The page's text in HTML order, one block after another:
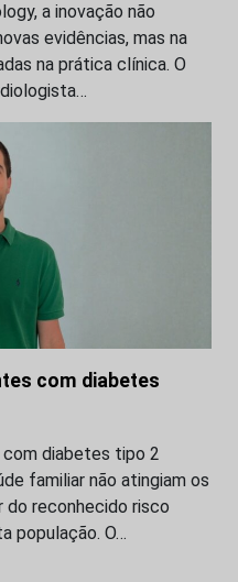
a inovação não
evidências, mas na
na prática clínica. O
com diabetes
diabetes tipo 2
familiar não atingiam os
do reconhecido risco
população. O…